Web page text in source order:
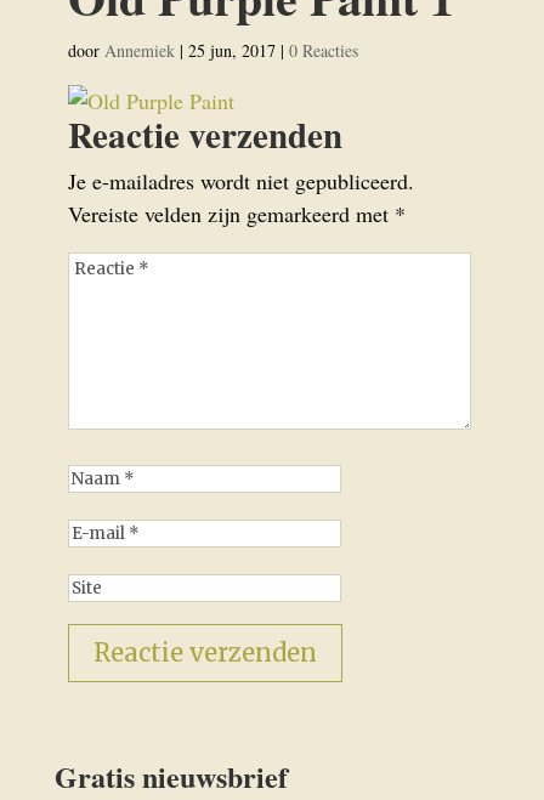
door Annemiek| 25 jun, 2017| 0 Reacties
Reactie verzenden
Je e-mailadres wordt niet gepubliceerd.
Vereiste velden zijn gemarkeerd met *
Gratis nieuwsbrief